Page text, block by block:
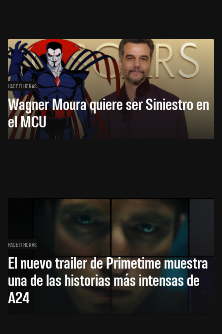
HACE 11 HORAS
Wagner Moura quiere ser Siniestro en
el MCU
HACE 11 HORAS
El nuevo trailer de Primetime muestra
una de las historias más intensas de
A24